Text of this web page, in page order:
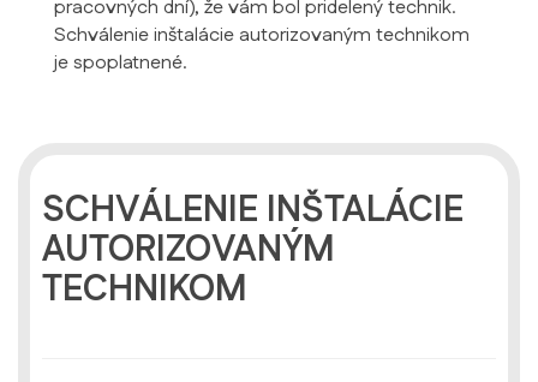
pracovných dní), že vám bol pridelený technik.
Schválenie inštalácie autorizovaným technikom
je spoplatnené.
SCHVÁLENIE INŠTALÁCIE
AUTORIZOVANÝM
TECHNIKOM